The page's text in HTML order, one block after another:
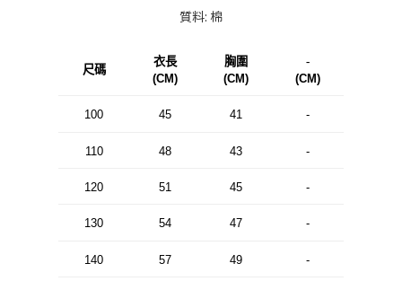
質料: 棉
尺碼
衣長
(CM)
胸圍
(CM)
-
(CM)
100 45 41 -
110 48 43 -
120 51 45 -
130 54 47 -
140 57 49 -